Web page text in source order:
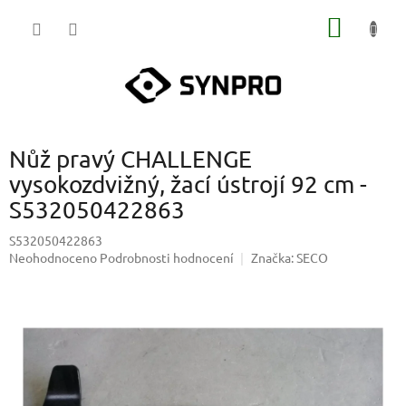
Nůž pravý CHALLENGE
vysokozdvižný, žací ústrojí 92 cm -
S532050422863
S532050422863
Průměrné
0,0
hvězdiček.
Neohodnoceno Podrobnosti hodnocení Značka:SECO